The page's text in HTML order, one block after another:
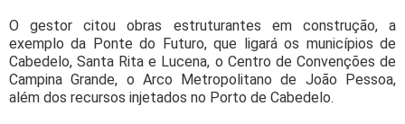
O gestor citou obras estruturantes em construção, a
exemplo da Ponte do Futuro, que ligará os municípios de
Cabedelo, Santa Rita e Lucena, o Centro de Convenções de
Campina Grande, o Arco Metropolitano de João Pessoa,
além dos recursos injetados no Porto de Cabedelo.